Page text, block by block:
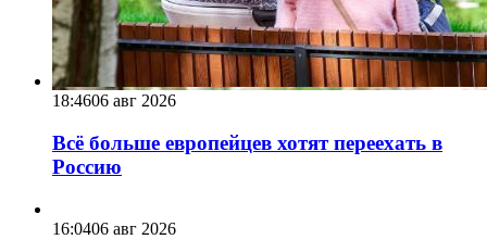
18:4606 авг 2026
Всё больше европейцев хотят переехать в
Россию
16:0406 авг 2026